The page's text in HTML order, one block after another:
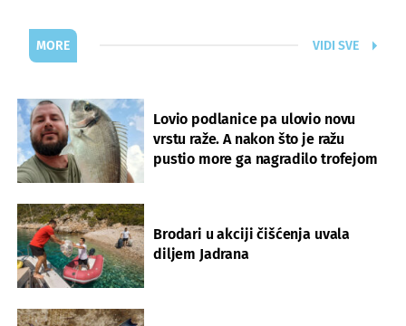
MORE VIDI SVE
Lovio podlanice pa ulovio novu
vrstu raže. A nakon što je ražu
pustio more ga nagradilo trofejom
Brodari u akciji čišćenja uvala
diljem Jadrana